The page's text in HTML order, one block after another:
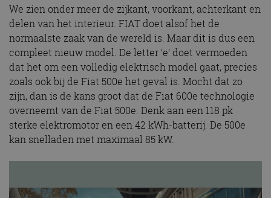
We zien onder meer de zijkant, voorkant, achterkant en
delen van het interieur. FIAT doet alsof het de
normaalste zaak van de wereld is. Maar dit is dus een
compleet nieuw model. De letter ‘e’ doet vermoeden
dat het om een volledig elektrisch model gaat, precies
zoals ook bij de Fiat 500e het geval is. Mocht dat zo
zijn, dan is de kans groot dat de Fiat 600e technologie
overneemt van de Fiat 500e. Denk aan een 118 pk
sterke elektromotor en een 42 kWh-batterij. De 500e
kan snelladen met maximaal 85 kW.